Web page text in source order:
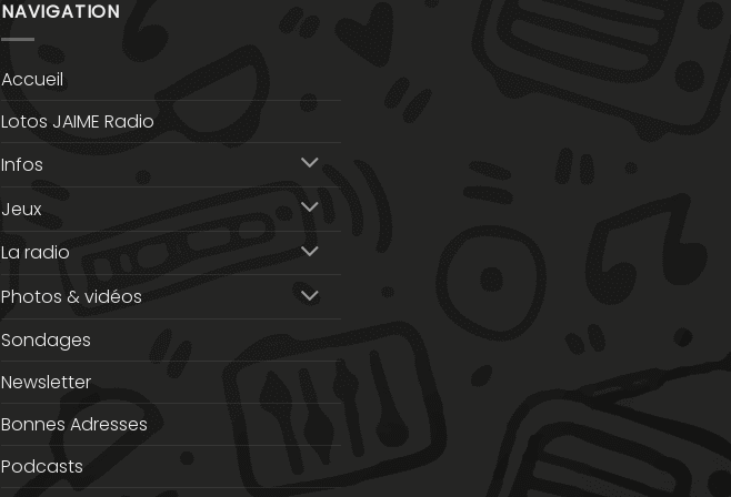
NAVIGATION
Accueil
Lotos JAIME Radio
Infos
Jeux
La radio
Photos & vidéos
Sondages
Newsletter
Bonnes Adresses
Podcasts